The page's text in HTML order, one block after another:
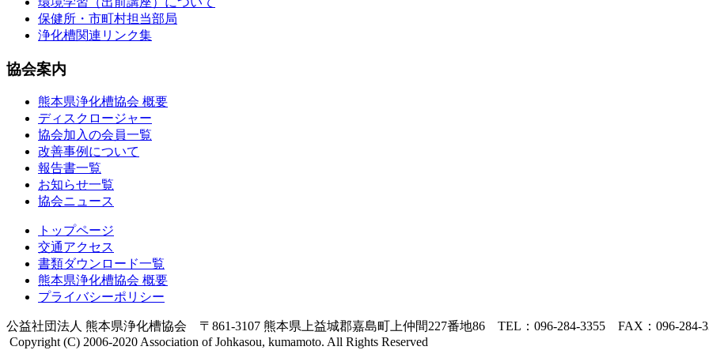
保健所・市町村担当部局
浄化槽関連リンク集
協会案内
熊本県浄化槽協会 概要
ディスクロージャー
協会加入の会員一覧
改善事例について
報告書一覧
お知らせ一覧
協会ニュース
トップページ
交通アクセス
書類ダウンロード一覧
熊本県浄化槽協会 概要
プライバシーポリシー
公益社団法人 熊本県浄化槽協会 〒861-3107 熊本県上益城郡嘉島町上仲間227番地86 TEL：096-284-3355 FAX：096-284-
Copyright (C) 2006-2020 Association of Johkasou, kumamoto. All Rights Reserved